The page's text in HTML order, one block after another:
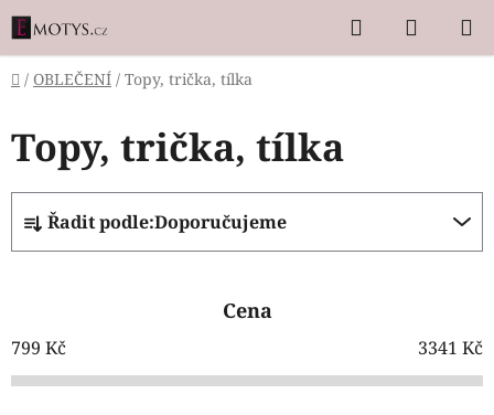
Přejít
na
obsah
Hledat
KOŠÍK
Domů
/ OBLEČENÍ / Topy, trička, tílka
Topy, trička, tílka
Ř
a
z
í
p
Řadit podle:Doporučujeme
Cena
799 Kč 3341 Kč